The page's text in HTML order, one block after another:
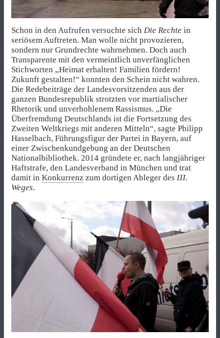
Schon in den Aufrufen versuchte sich Die Rechte in
seriösem Auftreten. Man wolle nicht provozieren,
sondern nur Grundrechte wahrnehmen. Doch auch
Transparente mit den vermeintlich unverfänglichen
Stichworten „Heimat erhalten! Familien fördern!
Zukunft gestalten!“ konnten den Schein nicht wahren.
Die Redebeiträge der Landesvorsitzenden aus der
ganzen Bundesrepublik strotzten vor martialischer
Rhetorik und unverhohlenem Rassismus. „Die
Überfremdung Deutschlands ist die Fortsetzung des
Zweiten Weltkriegs mit anderen Mitteln“, sagte Philipp
Hasselbach, Führungsfigur der Partei in Bayern, auf
einer Zwischenkundgebung an der Deutschen
Nationalbibliothek. 2014 gründete er, nach langjähriger
Haftstrafe, den Landesverband in München und trat
damit in Konkurrenz zum dortigen Ableger des III.
Weges.